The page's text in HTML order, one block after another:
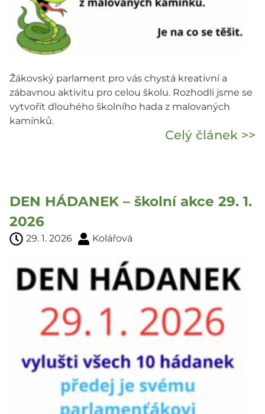
Žákovský parlament pro vás chystá kreativní a
zábavnou aktivitu pro celou školu. Rozhodli jsme se
vytvořit dlouhého školního hada z malovaných
kamínků.
Celý článek >>
DEN HÁDANEK – školní akce 29. 1.
2026
29. 1. 2026 Kolářová